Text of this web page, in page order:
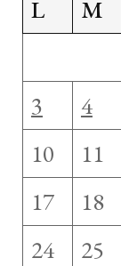
L
M
3
4
10
11
17
18
24
25